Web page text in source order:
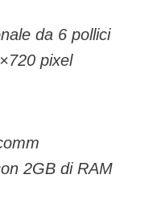
da 6 pollici
pixel
2GB di RAM